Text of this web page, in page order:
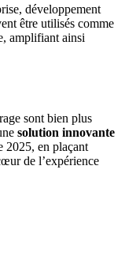
développement
être utilisés comme
amplifiant ainsi
sont bien plus
solution innovante
2025, en plaçant
de l’expérience